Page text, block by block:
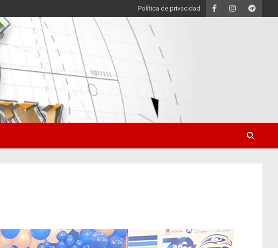
Política de privacidad